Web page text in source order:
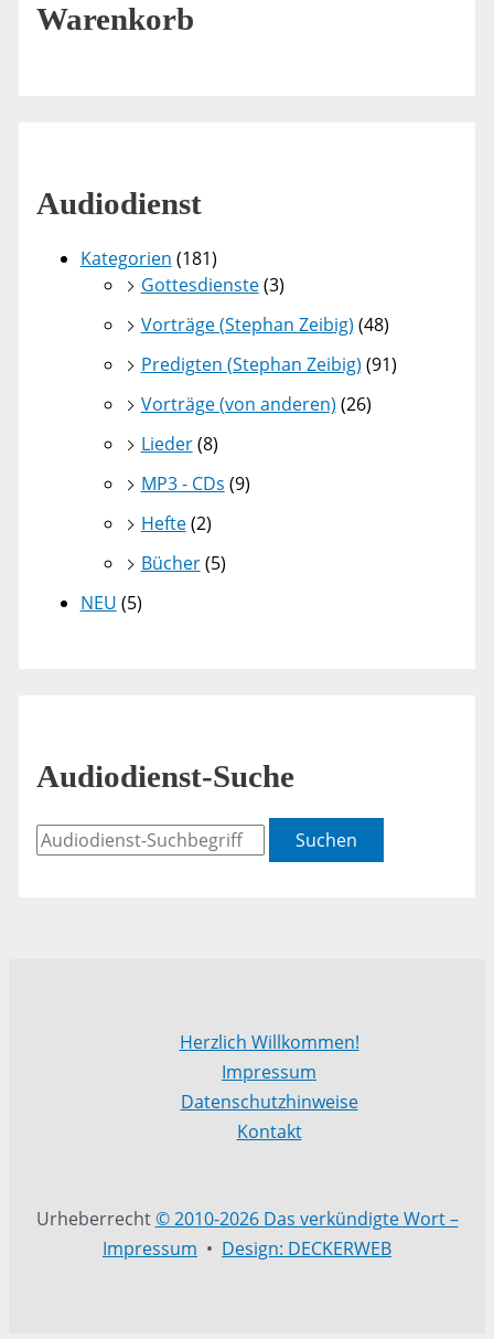
Warenkorb
Audiodienst
Kategorien (181)
Gottesdienste(3)
Vorträge (Stephan Zeibig) (48)
Predigten (Stephan Zeibig) (91)
Vorträge (von anderen) (26)
Lieder(8)
MP3 - CDs (9)
Hefte(2)
Bücher(5)
NEU (5)
Audiodienst-Suche
Suchen
Herzlich Willkommen!
Impressum
Datenschutzhinweise
Kontakt
Urheberrecht© 2010-2026 Das verkündigte Wort –
Impressum • Design: DECKERWEB